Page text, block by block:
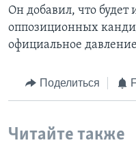
Он добавил, что
оппозиционных
официальное
Поделиться
Читайте также